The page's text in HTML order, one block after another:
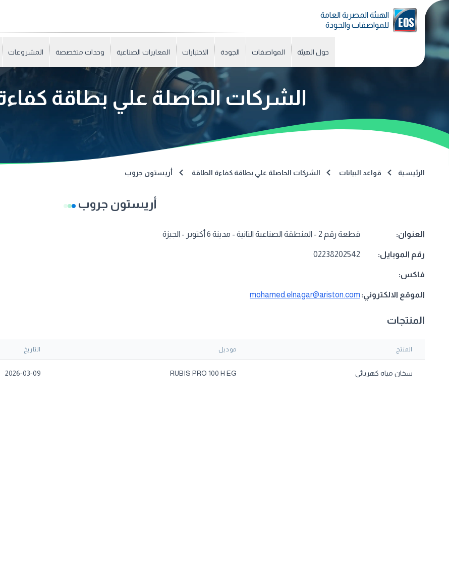
الهيئة المصرية العامة
للمواصفات والجودة
حول الهيئة المواصفات الجودة الاختبارات المعايرات الصناعية وحدات متخصصة المشروعات
الشركات الحاصلة علي بطاقة
الرئيسية قواعد البيانات الشركات الحاصلة علي بطاقة كفاءة الطاقة أريستون جروب
أريستون جروب
العنوان: قطعة رقم 2 - المنطقة الصناعية الثانية - مدينة 6 أكتوبر - الجيزة
رقم الموبايل: 02238202542
فاكس:
الموقع الالكتروني: mohamed.elnagar@ariston.com
المنتجات
المنتج موديل التاريخ
سخان مياه كهربائي RUBIS PRO 100 H EG
2026-03-09